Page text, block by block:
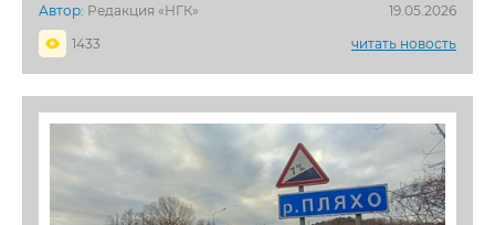
Автор: Редакция «НГК»
19.05.2026
1433
читать новость